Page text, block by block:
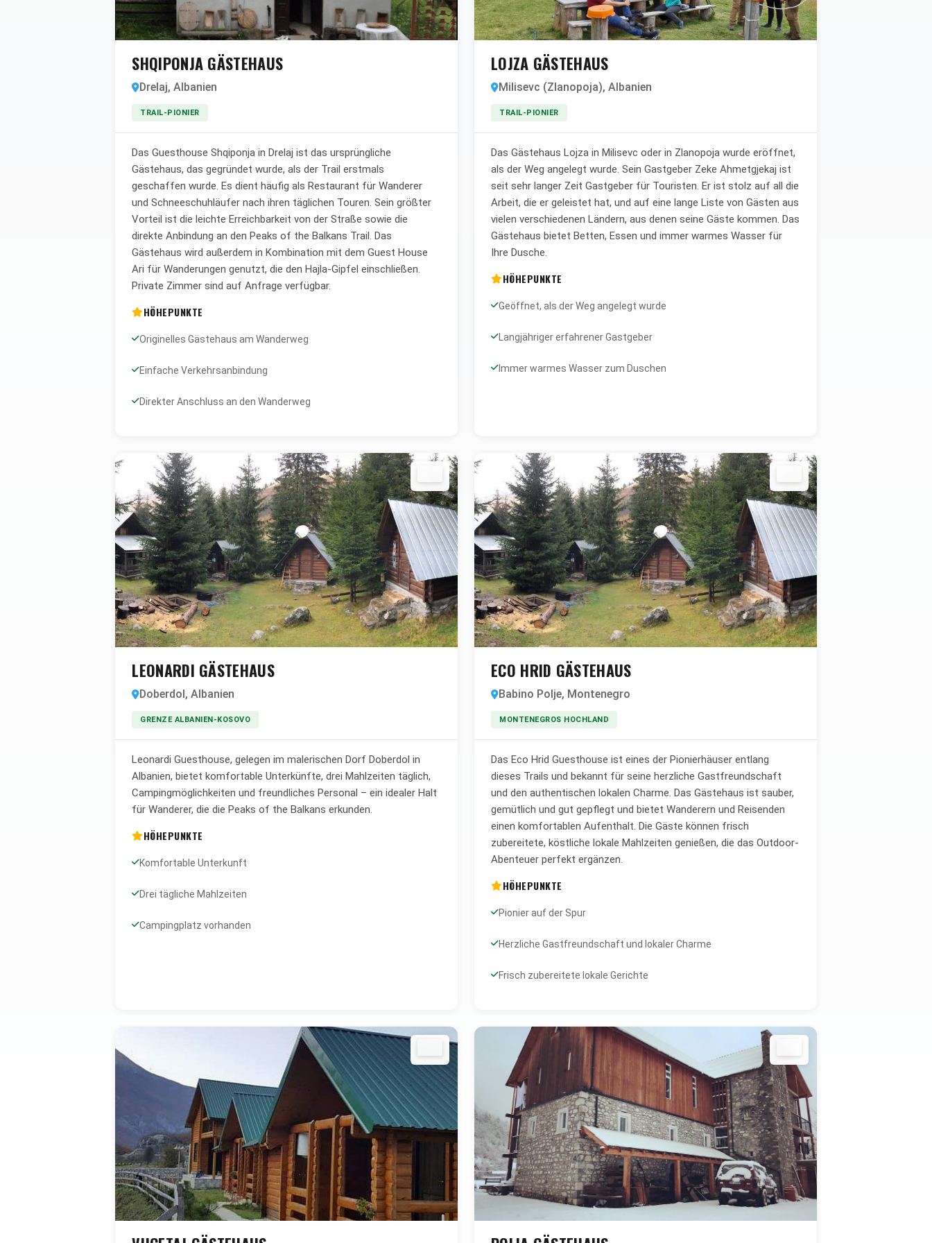
SHQIPONJA GÄSTEHAUS
Drelaj, Albanien
TRAIL-PIONIER
Das Guesthouse Shqiponja in Drelaj ist das ursprüngliche
Gästehaus, das gegründet wurde, als der Trail erstmals
geschaffen wurde. Es dient häufig als Restaurant für Wanderer
und Schneeschuhläufer nach ihren täglichen Touren. Sein größter
Vorteil ist die leichte Erreichbarkeit von der Straße sowie die
direkte Anbindung an den Peaks of the Balkans Trail. Das
Gästehaus wird außerdem in Kombination mit dem Guest House
Ari für Wanderungen genutzt, die den Hajla-Gipfel einschließen.
Private Zimmer sind auf Anfrage verfügbar.
HÖHEPUNKTE
Originelles Gästehaus am Wanderweg
Einfache Verkehrsanbindung
Direkter Anschluss an den Wanderweg
LOJZA GÄSTEHAUS
Milisevc (Zlanopoja), Albanien
TRAIL-PIONIER
Das Gästehaus Lojza in Milisevc oder in Zlanopoja wurde eröffnet,
als der Weg angelegt wurde. Sein Gastgeber Zeke Ahmetgjekaj ist
seit sehr langer Zeit Gastgeber für Touristen. Er ist stolz auf all die
Arbeit, die er geleistet hat, und auf eine lange Liste von Gästen aus
vielen verschiedenen Ländern, aus denen seine Gäste kommen. Das
Gästehaus bietet Betten, Essen und immer warmes Wasser für
Ihre Dusche.
HÖHEPUNKTE
Geöffnet, als der Weg angelegt wurde
Langjähriger erfahrener Gastgeber
Immer warmes Wasser zum Duschen
LEONARDI GÄSTEHAUS
Doberdol, Albanien
GRENZE ALBANIEN-KOSOVO
Leonardi Guesthouse, gelegen im malerischen Dorf Doberdol in
Albanien, bietet komfortable Unterkünfte, drei Mahlzeiten täglich,
Campingmöglichkeiten und freundliches Personal – ein idealer Halt
für Wanderer, die die Peaks of the Balkans erkunden.
HÖHEPUNKTE
Komfortable Unterkunft
Drei tägliche Mahlzeiten
Campingplatz vorhanden
ECO HRID GÄSTEHAUS
Babino Polje, Montenegro
MONTENEGROS HOCHLAND
Das Eco Hrid Guesthouse ist eines der Pionierhäuser entlang
dieses Trails und bekannt für seine herzliche Gastfreundschaft
und den authentischen lokalen Charme. Das Gästehaus ist sauber,
gemütlich und gut gepflegt und bietet Wanderern und Reisenden
einen komfortablen Aufenthalt. Die Gäste können frisch
zubereitete, köstliche lokale Mahlzeiten genießen, die das Outdoor-
Abenteuer perfekt ergänzen.
HÖHEPUNKTE
Pionier auf der Spur
Herzliche Gastfreundschaft und lokaler Charme
Frisch zubereitete lokale Gerichte